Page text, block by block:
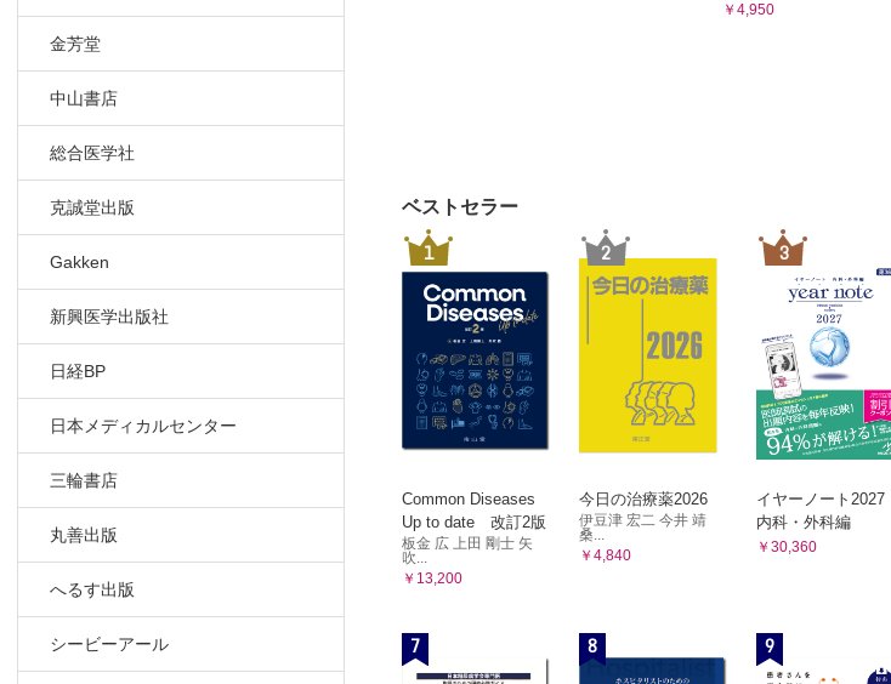
金芳堂
中山書店
総合医学社
克誠堂出版
Gakken
新興医学出版社
日経BP
日本メディカルセンター
三輪書店
丸善出版
へるす出版
シービーアール
￥4,950
ベストセラー
1
Common Diseases
Up to date 改訂2版
板金 広 上田 剛士 矢
吹...
￥13,200
2
今日の治療薬2026
伊豆津 宏二 今井 靖
桑...
￥4,840
3
イヤーノート2027
内科・外科編
￥30,360
7 8 9